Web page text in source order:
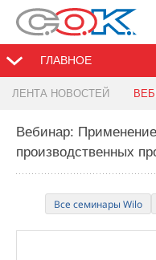
ГЛАВНОЕ
ЛЕНТА НОВОСТЕЙ
Вебинар:
производственных
Все семинары Wilo